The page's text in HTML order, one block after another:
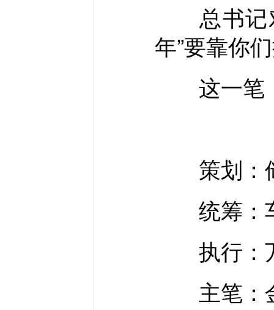
总书记
年”要靠你
这一笔
策划：
统筹：
执行：万
主笔：